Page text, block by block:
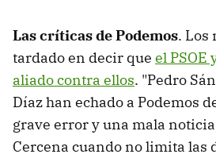
Las críticas de Podemos. Los
tardado en decir que el PSOE
aliado contra ellos. "Pedro
Díaz han echado a Podemos
grave error y una mala
Cercena cuando no limita las